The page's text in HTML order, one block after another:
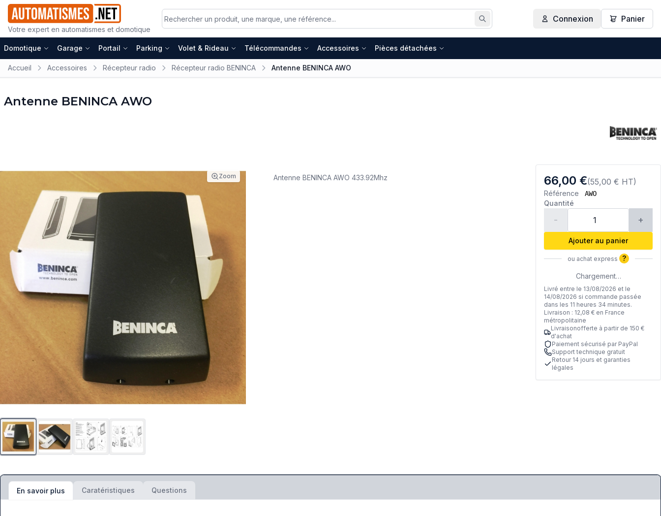
Votre expert en automatismes et domotique
Rechercher
Connexion Panier
Domotique Garage Portail Parking Volet & Rideau Télécommandes Accessoires Pièces détachées
Accueil Accessoires Récepteur radio Récepteur radio BENINCA Antenne BENINCA AWO
Antenne BENINCA AWO
Zoom 66,00 €(55,00 € HT)
Référence AWO
Quantité
- +
Ajouter au panier
ou achat express ?
Chargement…
Livré entre le 13/08/2026 et le
14/08/2026 si commande passée
dans les 11 heures 34 minutes.
Livraison : 12,08 € en France
métropolitaine
Livraisonofferte à partir de 150 €
d'achat
Paiement sécurisé par PayPal
Support technique gratuit
Retour 14 jours et garanties
légales
Antenne BENINCA AWO 433.92Mhz
En savoir plus Caratéristiques Questions